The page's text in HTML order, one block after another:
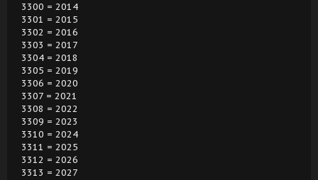
3300 = 2014
3301 = 2015
3302 = 2016
3303 = 2017
3304 = 2018
3305 = 2019
3306 = 2020
3307 = 2021
3308 = 2022
3309 = 2023
3310 = 2024
3311 = 2025
3312 = 2026
3313 = 2027